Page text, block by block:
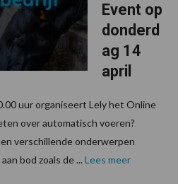
Event op
donderd
ag 14
april
uur organiseert Lely het Online
over automatisch voeren?
verschillende onderwerpen
bod zoals de ... Lees meer